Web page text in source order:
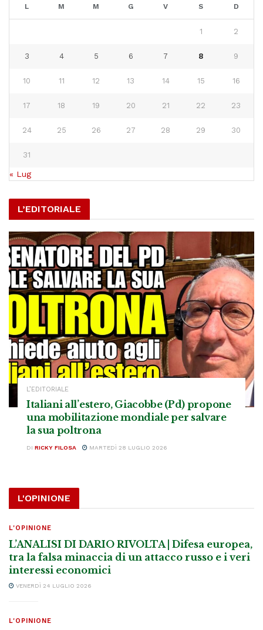
L M M G V S D
1 2
3 4 5 6 7 8 9
10 11 12 13 14 15 16
17 18 19 20 21 22 23
24 25 26 27 28 29 30
31
« Lug
L’EDITORIALE
L’EDITORIALE
Italiani all’estero, Giacobbe (Pd) propone
una mobilitazione mondiale per salvare
la sua poltrona
DI RICKY FILOSA MARTEDÌ 28 LUGLIO 2026
L'OPINIONE
L'OPINIONE
L’ANALISI DI DARIO RIVOLTA | Difesa europea,
tra la falsa minaccia di un attacco russo e i veri
interessi economici
VENERDÌ 24 LUGLIO 2026
L'OPINIONE